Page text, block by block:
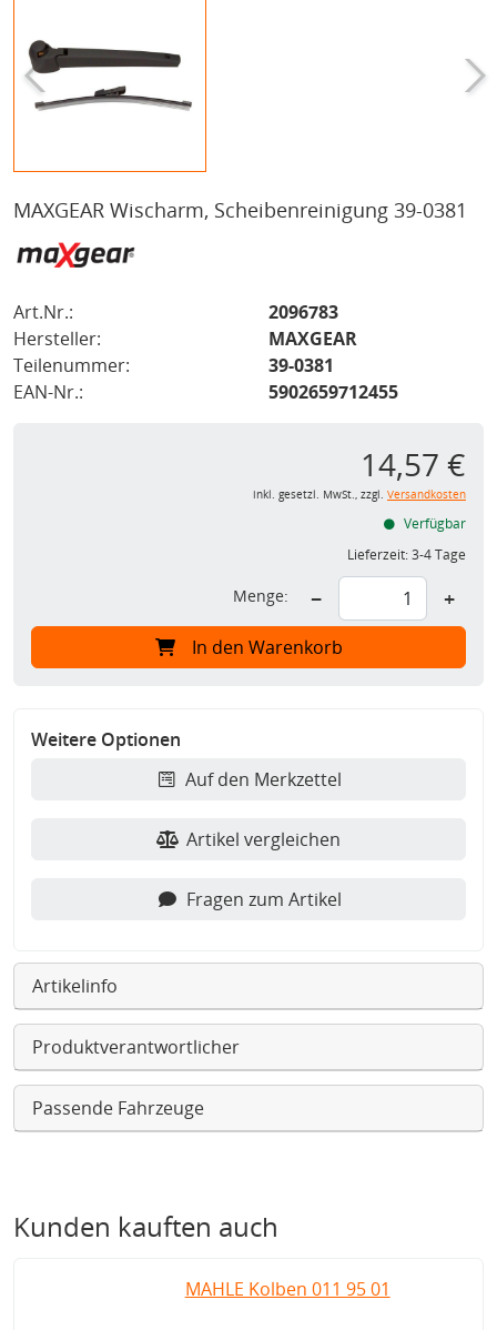
MAXGEAR Wischarm, Scheibenreinigung 39-0381
Art.Nr.:
2096783
Hersteller:
MAXGEAR
Teilenummer:
39-0381
EAN-Nr.:
5902659712455
14,57 €
inkl. gesetzl. MwSt., zzgl. Versandkosten
Verfügbar
Lieferzeit:3-4 Tage
Menge: − +
In den Warenkorb
Weitere Optionen
Auf den Merkzettel
Artikel vergleichen
Fragen zum Artikel
Artikelinfo
Produktverantwortlicher
Passende Fahrzeuge
Kunden kauften auch
MAHLE Kolben 011 95 01